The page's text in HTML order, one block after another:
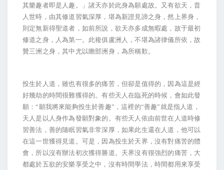
其樂趣者即是人趣。」諸天亦於此身為願處故。又有欲天，昔
人世時，由其修道習氣深厚，堪為新證見諦之身，然上界身，
則定無新得聖道者，如前所說，欲天亦多成無暇處，故于最初
修道之身，人為第一。此複俱盧洲人，不堪為諸律儀所依，故
贊三洲之身，其中尤以瞻部洲身，為所稱歎。
投生於人道，雖也有很多的痛苦，但卻是值得的，因為這是經
好幾劫的時間很難獲得的。有些天人在臨死的時候，會如此發
願：“願我將來能夠投生於善趣”，這裡的“善趣”就是指人道，
天人是以人身作為發願對象的。有些天人依由前世在人道時修
習善法，善的隨眠習氣非常深厚，如果此生還在人道，他可以
在這一世獲得見道。可是，因為投生於天界，沒有對痛苦的體
會，所以沒有辦法初次獲得勝道。天界沒有很強烈的痛苦，大
都處於五欲的安樂享受之中，沒有時間學法，時間都用來享受